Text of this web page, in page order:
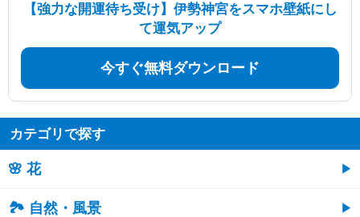
【強力な開運待ち受け】伊勢神宮をスマホ壁紙にし
て運気アップ
今すぐ無料ダウンロード
カテゴリで探す
🌸 花
🏞️ 自然・風景